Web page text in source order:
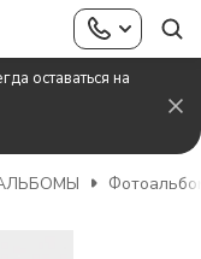
оставаться на